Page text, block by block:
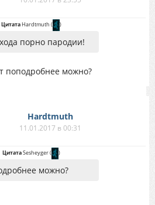
ЦитатаHardtmuth ( )
порно пародии!
поподробнее можно?
Hardtmuth
11.01.2017 в 00:31
ЦитатаSesheyger( )
можно?